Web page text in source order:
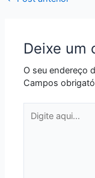
Deixe um
O seu endereço
Campos
aqui...